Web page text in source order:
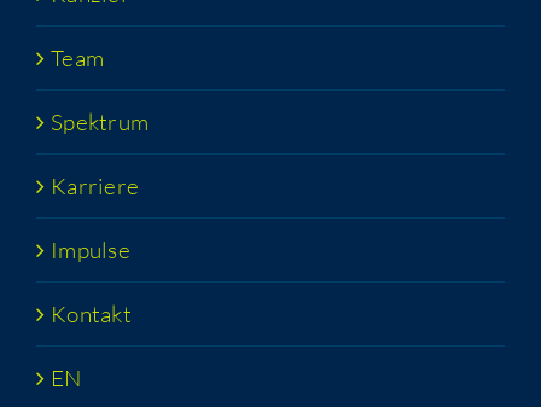
Team
Spek­trum
Kar­rie­re
Impul­se
Kon­takt
EN